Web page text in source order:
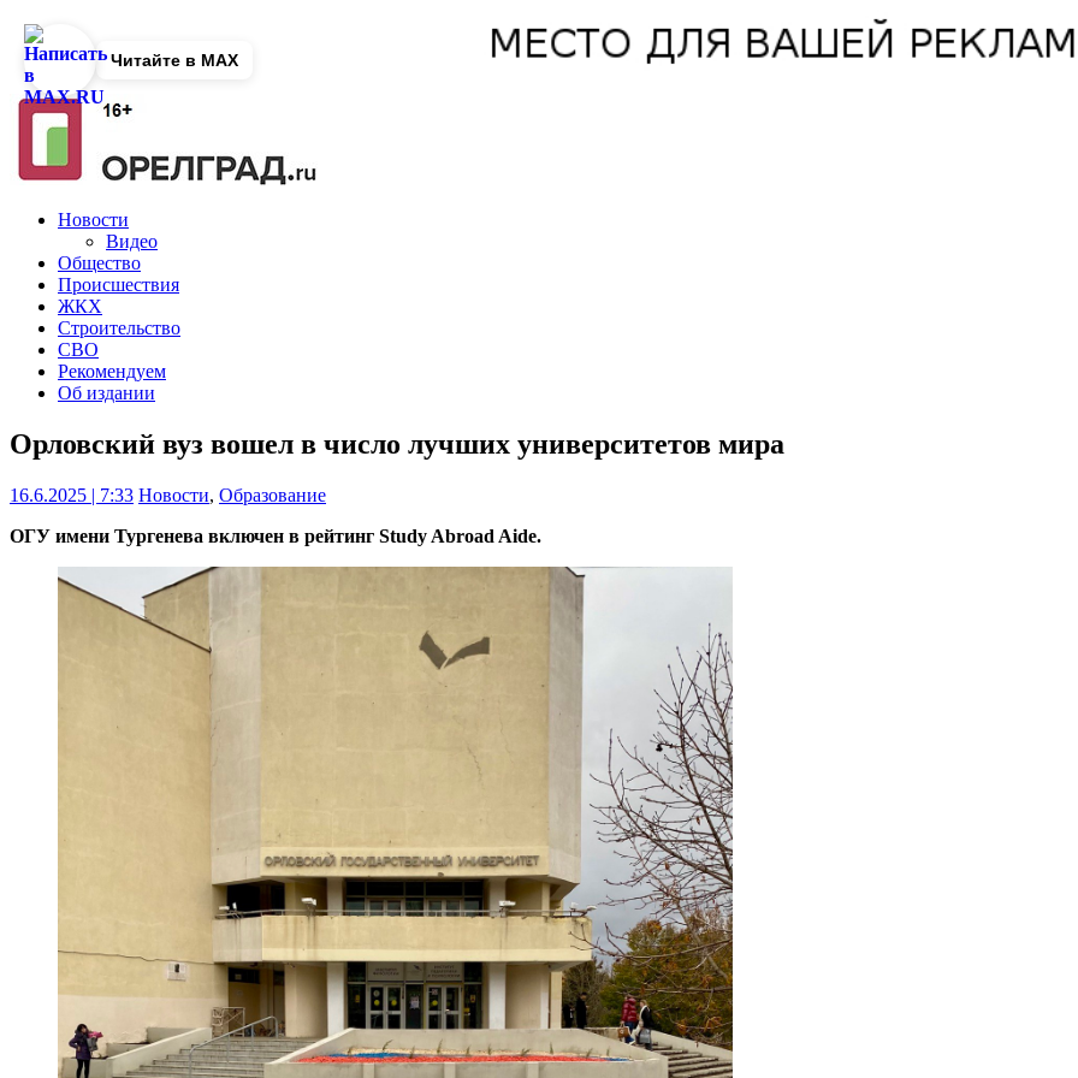
Новости
Видео
Общество
Происшествия
ЖКХ
Строительство
СВО
Рекомендуем
Об издании
Орловский вуз вошел в число лучших университетов мира
16.6.2025 | 7:33 Новости, Образование
ОГУ имени Тургенева включен в рейтинг Study Abroad Aide.
Читайте в MAX